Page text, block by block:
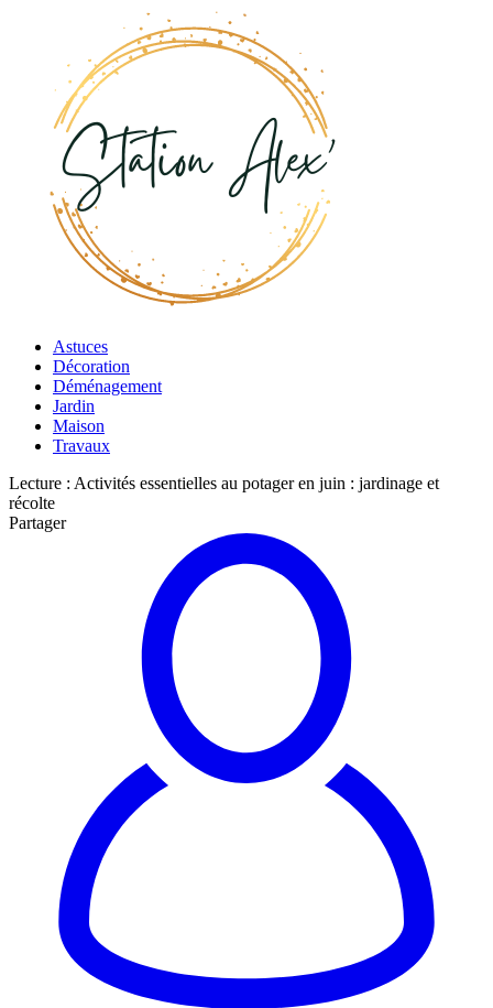
Astuces
Décoration
Déménagement
Jardin
Maison
Travaux
Lecture : Activités essentielles au potager en juin : jardinage et
récolte
Partager